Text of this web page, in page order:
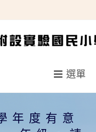
選單
年度有意